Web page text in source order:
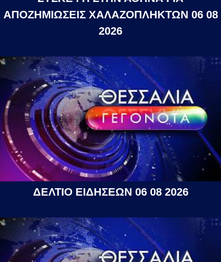
ΑΠΟΖΗΜΙΩΣΕΙΣ ΧΑΛΑΖΟΠΛΗΚΤΩΝ 06 08
2026
ΔΕΛΤΙΟ ΕΙΔΗΣΕΩΝ 06 08 2026